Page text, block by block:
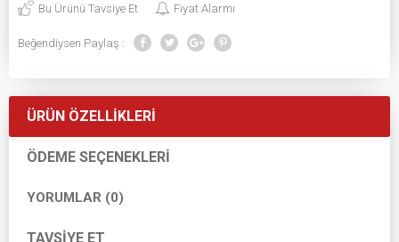
Bu Ürünü Tavsiye Et Fiyat Alarmı
Beğendiysen Paylaş :
ÜRÜN ÖZELLIKLERI
ÖDEME SEÇENEKLERI
YORUMLAR (0)
TAVSIYE ET